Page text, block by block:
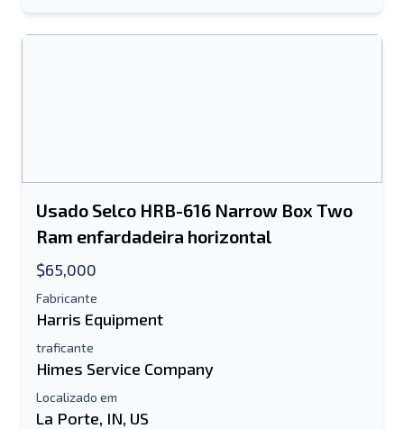
Usado Selco HRB-616 Narrow Box Two
Ram enfardadeira horizontal
$65,000
Fabricante
Harris Equipment
traficante
Himes Service Company
Localizado em
La Porte, IN, US